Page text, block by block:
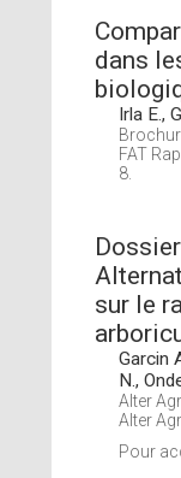
dans
Irla E.,
FAT
8.
sur le
Garcin
N.,
Alter
Alter
Pour